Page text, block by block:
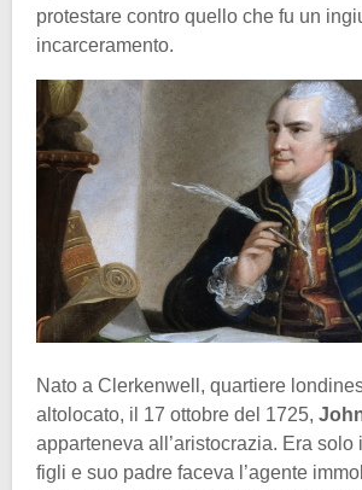
protestare contro quello che fu un
incarceramento.
Nato a Clerkenwell, quartiere
altolocato, il 17 ottobre del 1725,
apparteneva all’aristocrazia. Era solo
figli e suo padre faceva l’agente